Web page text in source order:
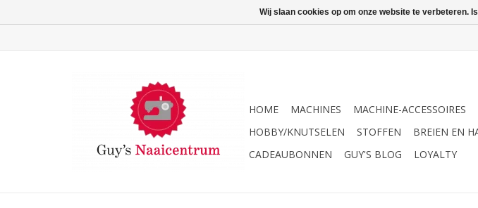
HOME MACHINES MACHINE-ACCESSOIRES
HOBBY/KNUTSELEN
STOFFEN BREIEN EN
CADEAUBONNEN
GUY'S BLOG LOYALTY
Wij slaan cookies op om onze website te verbeteren.